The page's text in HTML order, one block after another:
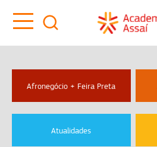
Afronegócio + Feira Preta
Atualidades